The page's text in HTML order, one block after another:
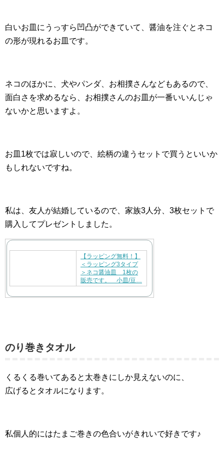
白いお皿にうっすら凹凸ができていて、醤油を注ぐとネコ
の形が現れるお皿です。
ネコのほかに、犬やパンダ、お相撲さんなどもあるので、
面白さを求めるなら、お相撲さんのお皿が一番いいんじゃ
ないかと思いますよ。
お皿1枚では寂しいので、絵柄の違うセットで買うといいか
もしれないですね。
私は、友人が結婚しているので、家族3人分、3枚セットで
購入してプレゼントしました。
【ラッピング無料！】
＜ラッピング3タイプ
＞ネコ醤油皿 1枚の
販売です。 小皿/豆…
のり巻きタオル
くるくる巻いてあると太巻きにしか見えないのに、
広げるとタオルになります。
私個人的にはたまご巻きの色合いがきれいで好きです♪